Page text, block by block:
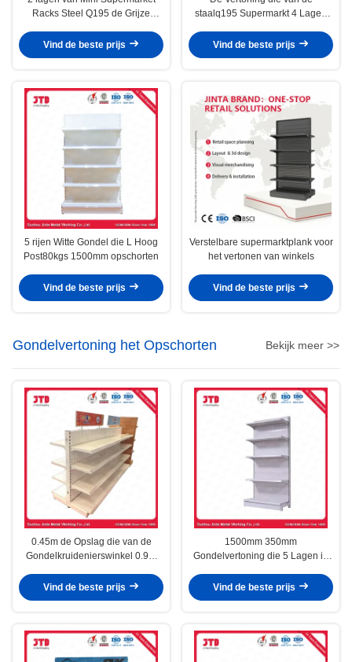
Racks Steel Q195 de Grijze
Vind de beste prijs
staalq195 Supermarkt 4 Lagen
Vind de beste prijs
5 rijen Witte Gondel die L Hoog
Post80kgs 1500mm opschorten
Vind de beste prijs
Verstelbare supermarktplank voor
het vertonen van winkels
Vind de beste prijs
Gondelvertoning het Opschorten Bekijk meer >>
0.45m de Opslag die van de
Gondelkruidenierswinkel 0.9m
opschorten
Vind de beste prijs
1500mm 350mm
Gondelvertoning die 5 Lagen in
opschorten
Vind de beste prijs